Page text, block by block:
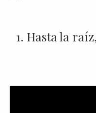
1. Hasta la